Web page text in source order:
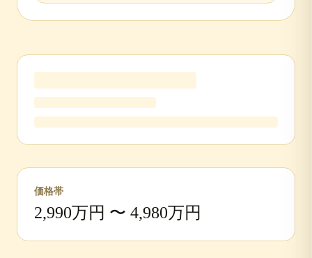
価格帯
2,990万円 〜 4,980万円